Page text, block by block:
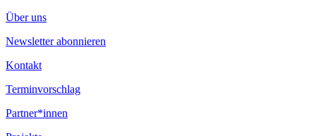
Über uns
Newsletter abonnieren
Kontakt
Terminvorschlag
Partner*innen